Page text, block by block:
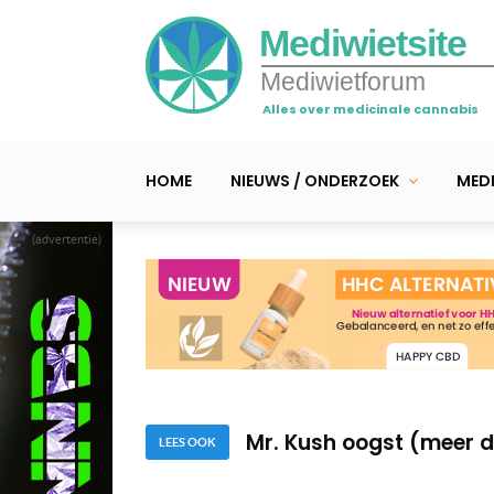
(advertentie)
Mediwietsite
Mediwietforum
Alles over medicinale cannabis
HOME NIEUWS / ONDERZOEK
LEES OOK
Mr. Kush knipt droge
Pendergast verliest
Mr. Kush knipt droge